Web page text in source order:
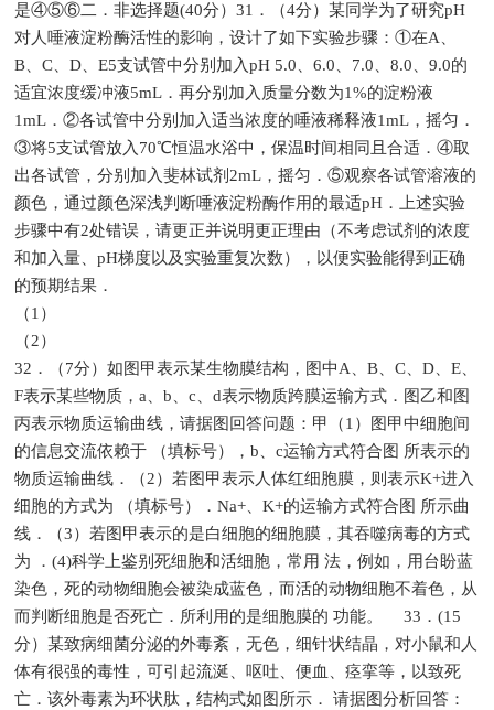
是④⑤⑥二．非选择题(40分）31．（4分）某同学为了研究pH
对人唾液淀粉酶活性的影响，设计了如下实验步骤：①在A、
B、C、D、E5支试管中分别加入pH 5.0、6.0、7.0、8.0、9.0的
适宜浓度缓冲液5mL．再分别加入质量分数为1%的淀粉液
1mL．②各试管中分别加入适当浓度的唾液稀释液1mL，摇匀．
③将5支试管放入70℃恒温水浴中，保温时间相同且合适．④取
出各试管，分别加入斐林试剂2mL，摇匀．⑤观察各试管溶液的
颜色，通过颜色深浅判断唾液淀粉酶作用的最适pH．上述实验
步骤中有2处错误，请更正并说明更正理由（不考虑试剂的浓度
和加入量、pH梯度以及实验重复次数），以便实验能得到正确
的预期结果．
（1
（2
32．（7分）如图甲表示某生物膜结构，图中A、B、C、D、E、
F表示某些物质，a、b、c、d表示物质跨膜运输方式．图乙和图
丙表示物质运输曲线，请据图回答问题：甲（1）图甲中细胞间
的信息交流依赖于 （填标号），b、c运输方式符合图 所表示的
物质运输曲线．（2）若图甲表示人体红细胞膜，则表示K+进入
细胞的方式为 （填标号）．Na+、K+的运输方式符合图 所示曲
线．（3）若图甲表示的是白细胞的细胞膜，其吞噬病毒的方式
为 ．(4)科学上鉴别死细胞和活细胞，常用 法，例如，用台盼蓝
染色，死的动物细胞会被染成蓝色，而活的动物细胞不着色，从
而判断细胞是否死亡．所利用的是细胞膜的 功能。 33．(15
分）某致病细菌分泌的外毒紊，无色，细针状结晶，对小鼠和人
体有很强的毒性，可引起流涎、呕吐、便血、痉挛等，以致死
亡．该外毒素为环状肽，结构式如图所示． 请据图分析回答：